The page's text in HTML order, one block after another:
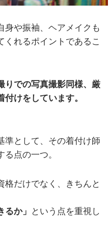
身や振袖、ヘアメイクも
くれるポイントであるこ
りでの写真撮影同様、厳
けをしています。
準として、その着付け師
点の一つ。
格だけでなく、きちんと
るか」
という点を重視し